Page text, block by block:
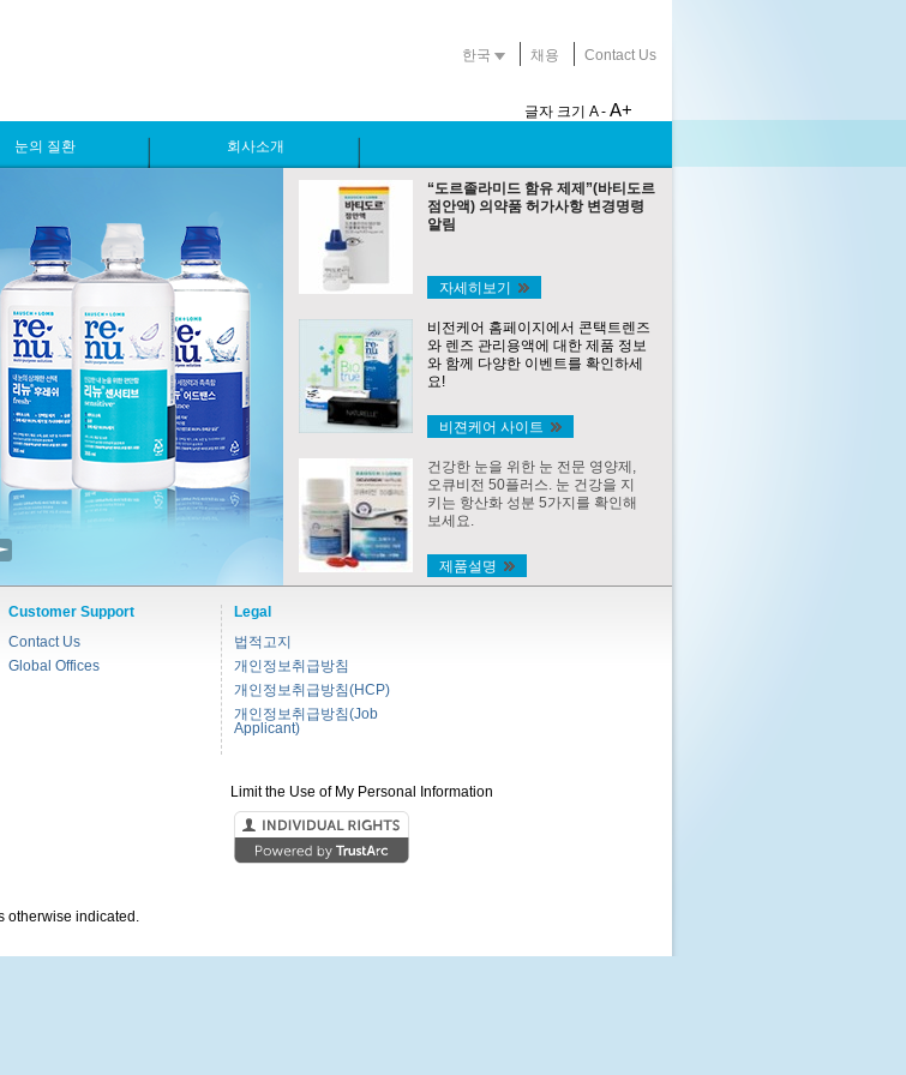
한국 채용 Contact Us
글자 크기 A - A+
눈의 질환 회사소개
“도르졸라미드 함유 제제”(바티도르
점안액) 의약품 허가사항 변경명령
알림
자세히보기
비전케어 홈페이지에서 콘택트렌즈
와 렌즈 관리용액에 대한 제품 정보
와 함께 다양한 이벤트를 확인하세
요!
비젼케어 사이트
건강한 눈을 위한 눈 전문 영양제,
오큐비전 50플러스. 눈 건강을 지
키는 항산화 성분 5가지를 확인해
보세요.
제품설명
Customer Support
Contact Us
Global Offices
Legal
법적고지
개인정보취급방침
개인정보취급방침(HCP)
개인정보취급방침(Job
Applicant)
Limit the Use of My Personal Information
otherwise indicated.